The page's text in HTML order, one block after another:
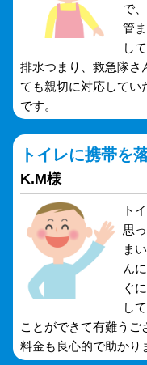
で
管
し
排水つまり、救急隊さ
ても親切に対応してい
です。
トイレに携帯を
K.M様
ト
思
ま
ん
ぐ
し
ことができて有難うご
料金も良心的で助かり